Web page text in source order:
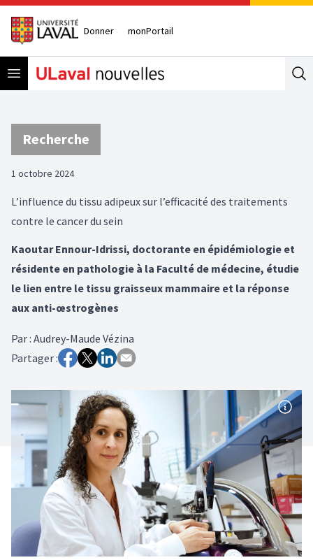
Donner monPortail
Open menu
Recherche
1 octobre 2024
L’influence du tissu adipeux sur l’efficacité des traitements
contre le cancer du sein
Kaoutar Ennour-Idrissi, doctorante en épidémiologie et
résidente en pathologie à la Faculté de médecine, étudie
le lien entre le tissu graisseux mammaire et la réponse
aux anti-œstrogènes
Par: Audrey-Maude Vézina
Partager :